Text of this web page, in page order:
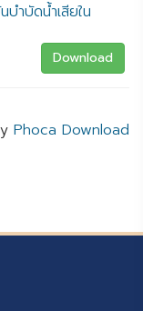
ำบัดน้ำเสียใน
Download
Phoca Download